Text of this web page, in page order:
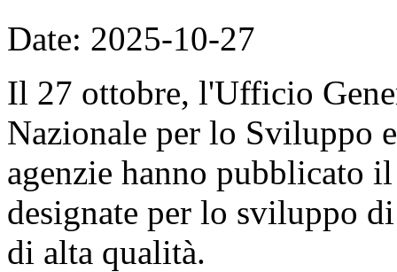
Date: 2025-10-27
Il 27 ottobre, l'Ufficio
Nazionale per lo Sviluppo
agenzie hanno pubblicato
designate per lo sviluppo
di alta qualità.